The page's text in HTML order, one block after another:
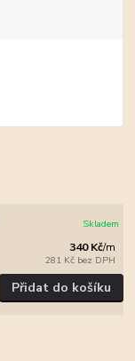
340 Kč/m
281 Kč bez DPH
Skladem
Přidat do košíku